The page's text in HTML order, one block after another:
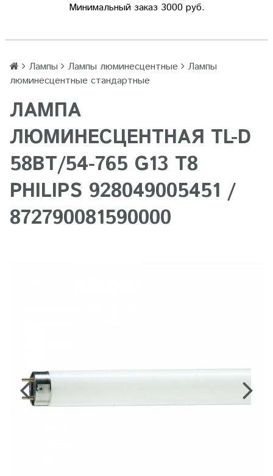
Минимальный заказ 3000 руб.
Лампы Лампы люминесцентные
Лампы
люминесцентные стандартные
ЛАМПА
ЛЮМИНЕСЦЕНТНАЯ TL-D
58ВТ/54-765 G13 T8
PHILIPS 928049005451 /
872790081590000